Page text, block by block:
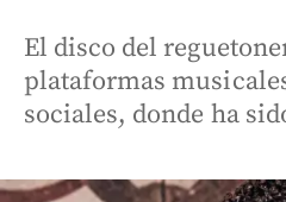
El disco del
plataformas
sociales, donde ha